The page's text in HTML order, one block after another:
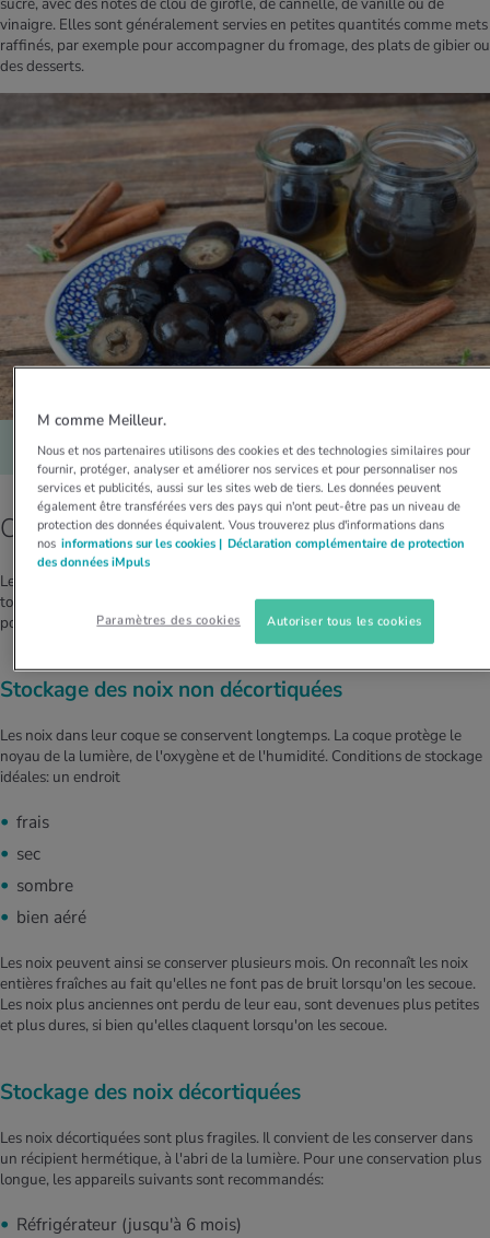
Les noix noires sont considérées comme un mets raffiné.
vinaigre. Elles sont généralement servies en petites quantités comme mets
raffinés, par exemple pour accompagner du fromage, des plats de gibier ou
des desserts.
Comment conserver correctement les noix?
Les noix contiennent beaucoup d'acides gras insaturés. Celles-ci peuvent
toutefois rancir si elles ne sont pas conservées correctement. C'est
pourquoi il est important de bien les conserver.
Stockage des noix non décortiquées
Les noix dans leur coque se conservent longtemps. La coque protège le
noyau de la lumière, de l'oxygène et de l'humidité. Conditions de stockage
idéales: un endroit
frais
sec
sombre
bien aéré
Les noix peuvent ainsi se conserver plusieurs mois. On reconnaît les noix
entières fraîches au fait qu'elles ne font pas de bruit lorsqu'on les secoue.
Les noix plus anciennes ont perdu de leur eau, sont devenues plus petites
et plus dures, si bien qu'elles claquent lorsqu'on les secoue.
Stockage des noix décortiquées
Les noix décortiquées sont plus fragiles. Il convient de les conserver dans
un récipient hermétique, à l'abri de la lumière. Pour une conservation plus
longue, les appareils suivants sont recommandés:
Réfrigérateur (jusqu'à 6 mois)
M comme Meilleur.
Nous et nos partenaires utilisons des cookies et des technologies similaires pour
fournir, protéger, analyser et améliorer nos services et pour personnaliser nos
services et publicités, aussi sur les sites web de tiers. Les données peuvent
également être transférées vers des pays qui n'ont peut-être pas un niveau de
protection des données équivalent. Vous trouverez plus d'informations dans
nos informations sur les cookies | Déclaration complémentaire de protection
des données iMpuls
Paramètres des cookies Autoriser tous les cookies